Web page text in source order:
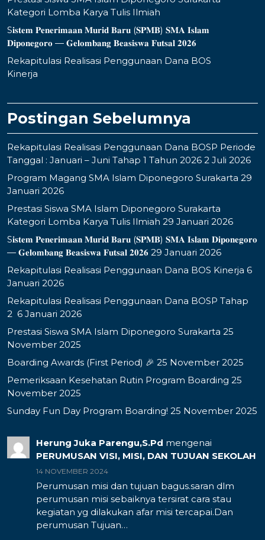
Kategori Lomba Karya Tulis Ilmiah
S𝐢𝐬𝐭𝐞𝐦 𝐏𝐞𝐧𝐞𝐫𝐢𝐦𝐚𝐚𝐧 𝐌𝐮𝐫𝐢𝐝 𝐁𝐚𝐫𝐮 (𝐒𝐏𝐌𝐁) 𝐒𝐌𝐀 𝐈𝐬𝐥𝐚𝐦
𝐃𝐢𝐩𝐨𝐧𝐞𝐠𝐨𝐫𝐨 — 𝐆𝐞𝐥𝐨𝐦𝐛𝐚𝐧𝐠 𝐁𝐞𝐚𝐬𝐢𝐬𝐰𝐚 𝐅𝐮𝐭𝐬𝐚𝐥 𝟐𝟎𝟐𝟔
Rekapitulasi Realisasi Penggunaan Dana BOS
Kinerja
Postingan Sebelumnya
Rekapitulasi Realisasi Penggunaan Dana BOSP Periode
Tanggal : Januari – Juni Tahap 1 Tahun 2026 2 Juli 2026
Program Magang SMA Islam Diponegoro Surakarta 29
Januari 2026
Prestasi Siswa SMA Islam Diponegoro Surakarta
Kategori Lomba Karya Tulis Ilmiah 29 Januari 2026
S𝐢𝐬𝐭𝐞𝐦 𝐏𝐞𝐧𝐞𝐫𝐢𝐦𝐚𝐚𝐧 𝐌𝐮𝐫𝐢𝐝 𝐁𝐚𝐫𝐮 (𝐒𝐏𝐌𝐁) 𝐒𝐌𝐀 𝐈𝐬𝐥𝐚𝐦 𝐃𝐢𝐩𝐨𝐧𝐞𝐠𝐨𝐫𝐨
— 𝐆𝐞𝐥𝐨𝐦𝐛𝐚𝐧𝐠 𝐁𝐞𝐚𝐬𝐢𝐬𝐰𝐚 𝐅𝐮𝐭𝐬𝐚𝐥 𝟐𝟎𝟐𝟔 29 Januari 2026
Rekapitulasi Realisasi Penggunaan Dana BOS Kinerja 6
Januari 2026
Rekapitulasi Realisasi Penggunaan Dana BOSP Tahap
2 6 Januari 2026
Prestasi Siswa SMA Islam Diponegoro Surakarta 25
November 2025
Boarding Awards (First Period) 🎉 25 November 2025
Pemeriksaan Kesehatan Rutin Program Boarding 25
November 2025
Sunday Fun Day Program Boarding! 25 November 2025
Herung Juka Parengu,S.Pd mengenai
PERUMUSAN VISI, MISI, DAN TUJUAN SEKOLAH
14 NOVEMBER 2024
Perumusan misi dan tujuan bagus.saran dlm
perumusan misi sebaiknya tersirat cara stau
kegiatan yg dilakukan afar misi tercapai.Dan
perumusan Tujuan…